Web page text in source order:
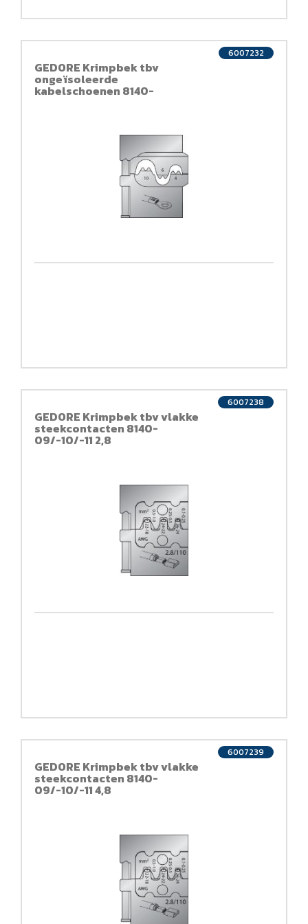
GEDORE Krimpbek tbv
ongeïsoleerde
kabelschoenen 8140-
6007232
GEDORE Krimpbek tbv vlakke
steekcontacten 8140-
09/-10/-11 2,8
6007238
GEDORE Krimpbek tbv vlakke
steekcontacten 8140-
09/-10/-11 4,8
6007239